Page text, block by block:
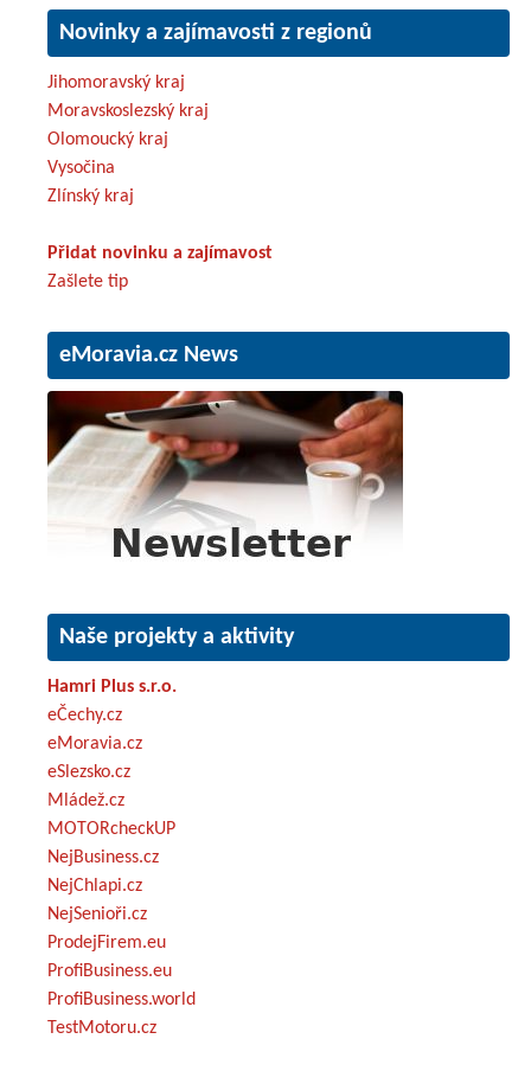
Novinky a zajímavosti z regionů
Jihomoravský kraj
Moravskoslezský kraj
Olomoucký kraj
Vysočina
Zlínský kraj
Přidat novinku a zajímavost
Zašlete tip
eMoravia.cz News
Naše projekty a aktivity
Hamri Plus s.r.o.
eČechy.cz
eMoravia.cz
eSlezsko.cz
Mládež.cz
MOTORcheckUP
NejBusiness.cz
NejChlapi.cz
NejSenioři.cz
ProdejFirem.eu
ProfiBusiness.eu
ProfiBusiness.world
TestMotoru.cz